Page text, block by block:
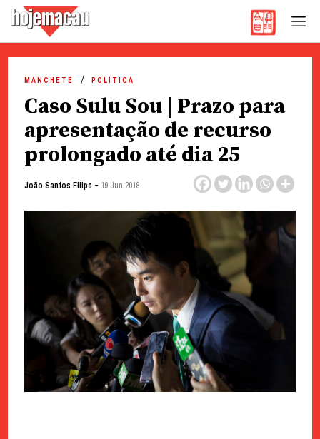
content
MANCHETE POLÍTICA
Caso Sulu Sou | Prazo para
apresentação de recurso
prolongado até dia 25
João Santos Filipe - 19 Jun 2018